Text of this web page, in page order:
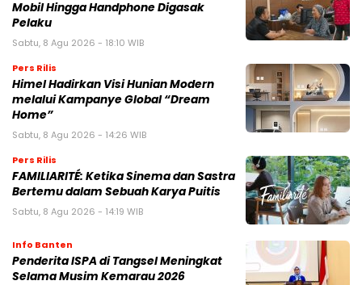
Mobil Hingga Handphone Digasak
Pelaku
Sabtu, 8 Agu 2026 - 18:10 WIB
Pers Rilis
Himel Hadirkan Visi Hunian Modern
melalui Kampanye Global “Dream
Home”
Sabtu, 8 Agu 2026 - 14:26 WIB
Pers Rilis
FAMILIARITÉ: Ketika Sinema dan Sastra
Bertemu dalam Sebuah Karya Puitis
Sabtu, 8 Agu 2026 - 14:19 WIB
Info Banten
Penderita ISPA di Tangsel Meningkat
Selama Musim Kemarau 2026